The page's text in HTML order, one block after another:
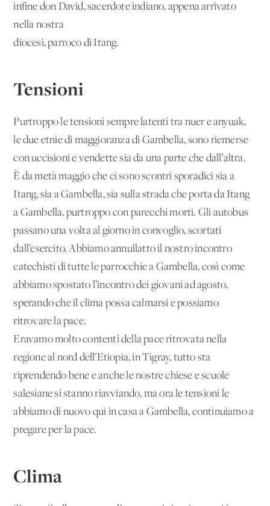
infine don David, sacerdote indiano, appena arrivato
nella nostra
diocesi, parroco di Itang.
Tensioni
Purtroppo le tensioni sempre latenti tra nuer e anyuak,
le due etnie di maggioranza di Gambella, sono riemerse
con uccisioni e vendette sia da una parte che dall’altra.
È da metà maggio che ci sono scontri sporadici sia a
Itang, sia a Gambella, sia sulla strada che porta da Itang
a Gambella, purtroppo con parecchi morti. Gli autobus
passano una volta al giorno in convoglio, scortati
dall’esercito. Abbiamo annullatto il nostro incontro
catechisti di tutte le parrocchie a Gambella, così come
abbiamo spostato l’incontro dei giovani ad agosto,
sperando che il clima possa calmarsi e possiamo
ritrovare la pace.
Eravamo molto contenti della pace ritrovata nella
regione al nord dell’Etiopia, in Tigray, tutto sta
riprendendo bene e anche le nostre chiese e scuole
salesiane si stanno riavviando, ma ora le tensioni le
abbiamo di nuovo qui in casa a Gambella, continuiamo a
pregare per la pace.
Clima